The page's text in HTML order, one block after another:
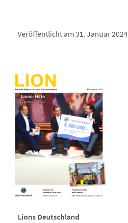
Veröffentlicht am 31. Januar 2024
Lions Deutschland